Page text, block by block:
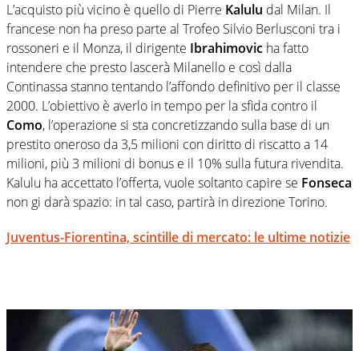
L’acquisto più vicino è quello di Pierre Kalulu dal Milan. Il
francese non ha preso parte al Trofeo Silvio Berlusconi tra i
rossoneri e il Monza, il dirigente Ibrahimovic ha fatto
intendere che presto lascerà Milanello e così dalla
Continassa stanno tentando l’affondo definitivo per il classe
2000. L’obiettivo è averlo in tempo per la sfida contro il
Como, l’operazione si sta concretizzando sulla base di un
prestito oneroso da 3,5 milioni con diritto di riscatto a 14
milioni, più 3 milioni di bonus e il 10% sulla futura rivendita.
Kalulu ha accettato l’offerta, vuole soltanto capire se Fonseca
non gi darà spazio: in tal caso, partirà in direzione Torino.
Juventus-Fiorentina, scintille di mercato: le ultime notizie